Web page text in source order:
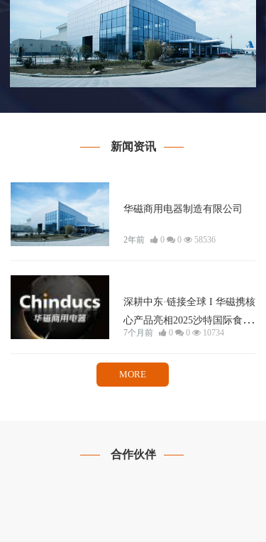
新闻资讯
华磁商用电器制造有限公司
2年前 0 0 58536
深耕中东·链接全球 I 华磁携核
心产品亮相2025沙特国际食品
与酒店展
7个月前 0 0 10734
MORE
合作伙伴